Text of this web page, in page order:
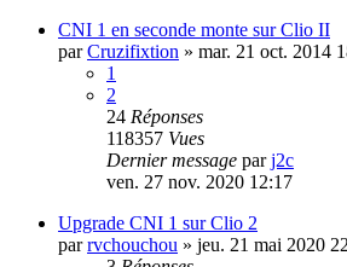
CNI 1 en seconde monte sur Clio II
parCruzifixtion » mar. 21 oct. 2014
1
2
24 Réponses
118357 Vues
Dernier message parj2c
ven. 27 nov. 2020 12:17
Upgrade CNI 1 sur Clio 2
parrvchouchou » jeu. 21 mai 2020